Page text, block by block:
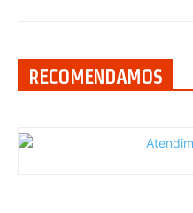
RECOMENDAMOS